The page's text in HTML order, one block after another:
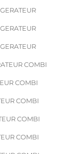
COMBI
COMBI
COMBI
COMBI
COMBI